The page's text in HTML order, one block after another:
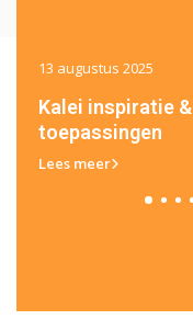
13 augustus 2025
Kalei inspiratie &
toepassingen
Lees meer